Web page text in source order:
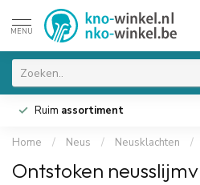
MENU
Ruim assortiment
Home / Neus / Neusklachten /
Ontstoken